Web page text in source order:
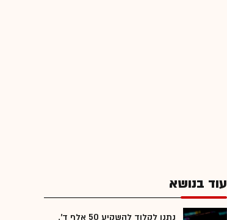
עוד בנושא
נתנו לקלוד להשקיע 50 אלף ד',